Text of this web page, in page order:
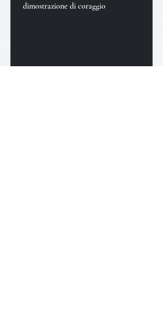
dimostrazione di coraggio